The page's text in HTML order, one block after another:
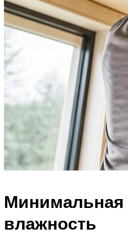
Минимальная
влажность